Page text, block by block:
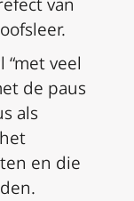
van
veel
de paus
als
en die